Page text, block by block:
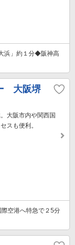
浜」約１分◆阪神高
大阪堺
大阪市内や関西国
スも便利。
空港へ特急で２5分